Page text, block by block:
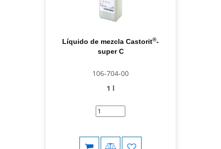
Líquido de mezcla Castorit®-
super C
106-704-00
1 l